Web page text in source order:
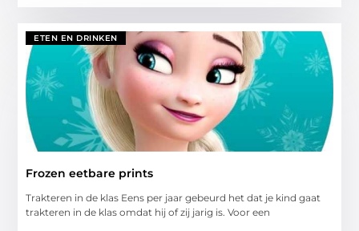
ETEN EN DRINKEN
Frozen eetbare prints
Trakteren in de klas Eens per jaar gebeurd het dat je kind gaat
trakteren in de klas omdat hij of zij jarig is. Voor een